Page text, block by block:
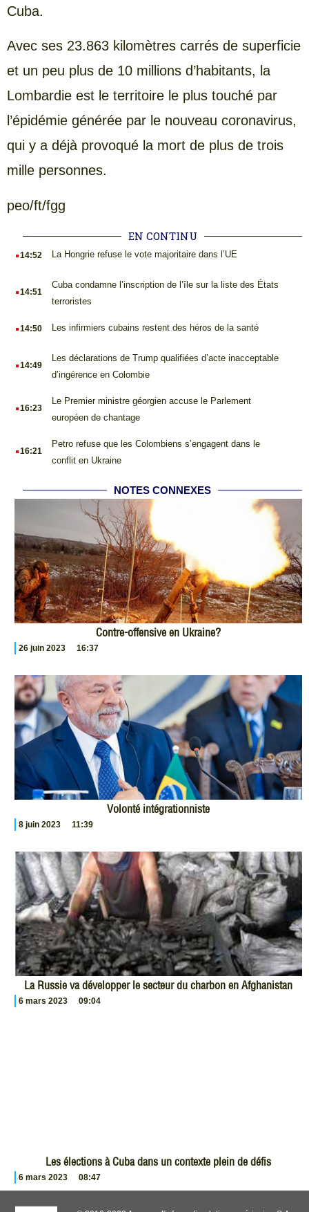
Cuba.
Avec ses 23.863 kilomètres carrés de superficie
et un peu plus de 10 millions d’habitants, la
Lombardie est le territoire le plus touché par
l’épidémie générée par le nouveau coronavirus,
qui y a déjà provoqué la mort de plus de trois
mille personnes.
peo/ft/fgg
EN CONTINU
.14:52 La Hongrie refuse le vote majoritaire dans l’UE
.14:51
Cuba condamne l’inscription de l’île sur la liste des États
terroristes
.14:50 Les infirmiers cubains restent des héros de la santé
.14:49
Les déclarations de Trump qualifiées d’acte inacceptable
d’ingérence en Colombie
.16:23
Le Premier ministre géorgien accuse le Parlement
européen de chantage
.16:21
Petro refuse que les Colombiens s’engagent dans le
conflit en Ukraine
NOTES CONNEXES
Contre-offensive en Ukraine?
26 juin 2023 16:37
Volonté intégrationniste
8 juin 2023 11:39
La Russie va développer le secteur du charbon en Afghanistan
6 mars 2023 09:04
Les élections à Cuba dans un contexte plein de défis
6 mars 2023 08:47